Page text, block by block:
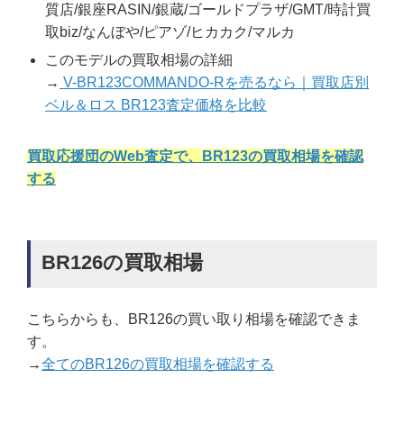
質店/銀座RASIN/銀蔵/ゴールドプラザ/GMT/時計買
取biz/なんぼや/ピアゾ/ヒカカク/マルカ
このモデルの買取相場の詳細
→ V-BR123COMMANDO-Rを売るなら｜買取店別
ベル＆ロス BR123査定価格を比較
買取応援団のWeb査定で、BR123の買取相場を確認
する
BR126の買取相場
こちらからも、BR126の買い取り相場を確認できま
す。
→全てのBR126の買取相場を確認する